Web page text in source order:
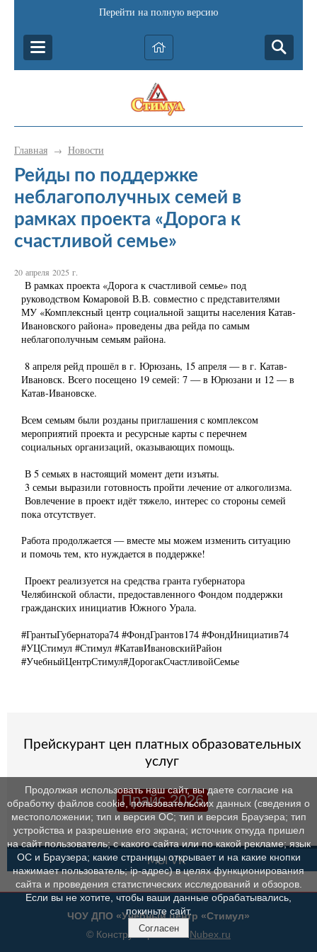
Перейти на полную версию
Главная → Новости
Рейды по поддержке
неблагополучных семей в
рамках проекта «Дорога к
счастливой семье»
20 апреля 2025 г.
В рамках проекта «Дорога к счастливой семье» под
руководством Комаровой В.В. совместно с представителями
МУ «Комплексный центр социальной защиты населения Катав-
Ивановского района» проведены два рейда по самым
неблагополучным семьям района.
8 апреля рейд прошёл в г. Юрюзань, 15 апреля — в г. Катав-
Ивановск. Всего посещено 19 семей: 7 — в Юрюзани и 12 — в
Катав-Ивановске.
Всем семьям были розданы приглашения с комплексом
мероприятий проекта и ресурсные карты с перечнем
социальных организаций, оказывающих помощь.
В 5 семьях в настоящий момент дети изъяты.
3 семьи выразили готовность пройти лечение от алкоголизма.
Вовлечение в проект идёт тяжело, интерес со стороны семей
пока отсутствует.
Работа продолжается — вместе мы можем изменить ситуацию
и помочь тем, кто нуждается в поддержке!
Проект реализуется на средства гранта губернатора
Челябинской области, предоставленного Фондом поддержки
гражданских инициатив Южного Урала.
#ГрантыГубернатора74 #ФондГрантов174 #ФондИнициатив74
#УЦСтимул #Стимул #КатавИвановскийРайон
#УчебныйЦентрСтимул#ДорогакСчастливойСемье
Прейскурант цен платных образовательных
услуг
Прайс 2026
МЫ VK
ЧОУ ДПО «Учебный центр «Стимул»
© Конструктор сайтов Nubex.ru
Продолжая использовать наш сайт, вы даете согласие на
обработку файлов cookie, пользовательских данных (сведения о
местоположении; тип и версия ОС; тип и версия Браузера; тип
устройства и разрешение его экрана; источник откуда пришел
на сайт пользователь; с какого сайта или по какой рекламе; язык
ОС и Браузера; какие страницы открывает и на какие кнопки
нажимает пользователь; ip-адрес) в целях функционирования
сайта и проведения статистических исследований и обзоров.
Если вы не хотите, чтобы ваши данные обрабатывались,
покиньте сайт.
Согласен